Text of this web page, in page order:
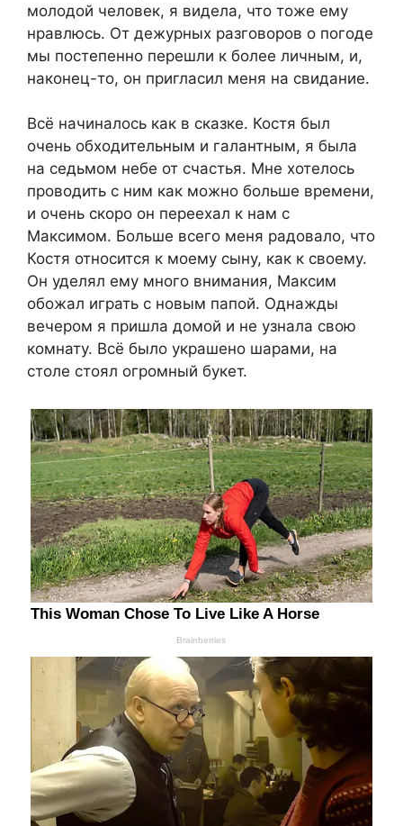
молодой человек, я видела, что тоже ему
нравлюсь. От дежурных разговоров о погоде
мы постепенно перешли к более личным, и,
наконец-то, он пригласил меня на свидание.
Всё начиналось как в сказке. Костя был
очень обходительным и галантным, я была
на седьмом небе от счастья. Мне хотелось
проводить с ним как можно больше времени,
и очень скоро он переехал к нам с
Максимом. Больше всего меня радовало, что
Костя относится к моему сыну, как к своему.
Он уделял ему много внимания, Максим
обожал играть с новым папой. Однажды
вечером я пришла домой и не узнала свою
комнату. Всё было украшено шарами, на
столе стоял огромный букет.